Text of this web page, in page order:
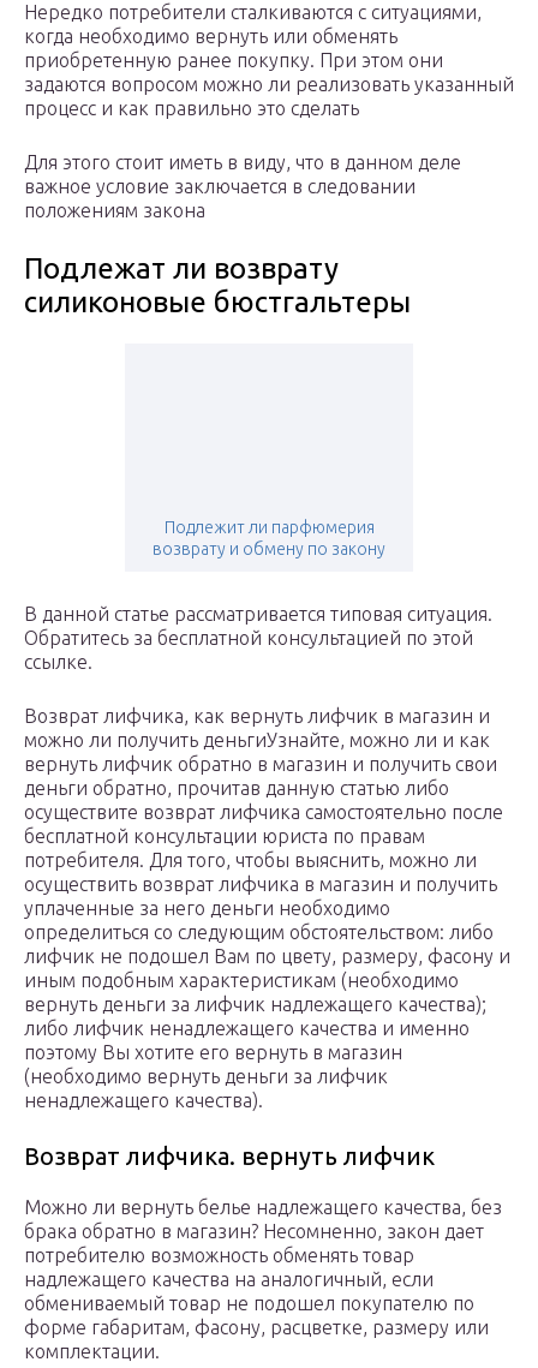
Нередко потребители сталкиваются с ситуациями,
когда необходимо вернуть или обменять
приобретенную ранее покупку. При этом они
задаются вопросом можно ли реализовать указанный
процесс и как правильно это сделать
Для этого стоит иметь в виду, что в данном деле
важное условие заключается в следовании
положениям закона
Подлежат ли возврату
силиконовые бюстгальтеры
Подлежит ли парфюмерия
возврату и обмену по закону
В данной статье рассматривается типовая ситуация.
Обратитесь за бесплатной консультацией по этой
ссылке.
Возврат лифчика, как вернуть лифчик в магазин и
можно ли получить деньгиУзнайте, можно ли и как
вернуть лифчик обратно в магазин и получить свои
деньги обратно, прочитав данную статью либо
осуществите возврат лифчика самостоятельно после
бесплатной консультации юриста по правам
потребителя. Для того, чтобы выяснить, можно ли
осуществить возврат лифчика в магазин и получить
уплаченные за него деньги необходимо
определиться со следующим обстоятельством: либо
лифчик не подошел Вам по цвету, размеру, фасону и
иным подобным характеристикам (необходимо
вернуть деньги за лифчик надлежащего качества);
либо лифчик ненадлежащего качества и именно
поэтому Вы хотите его вернуть в магазин
(необходимо вернуть деньги за лифчик
ненадлежащего качества).
Возврат лифчика. вернуть лифчик
Можно ли вернуть белье надлежащего качества, без
брака обратно в магазин? Несомненно, закон дает
потребителю возможность обменять товар
надлежащего качества на аналогичный, если
обмениваемый товар не подошел покупателю по
форме габаритам, фасону, расцветке, размеру или
комплектации.